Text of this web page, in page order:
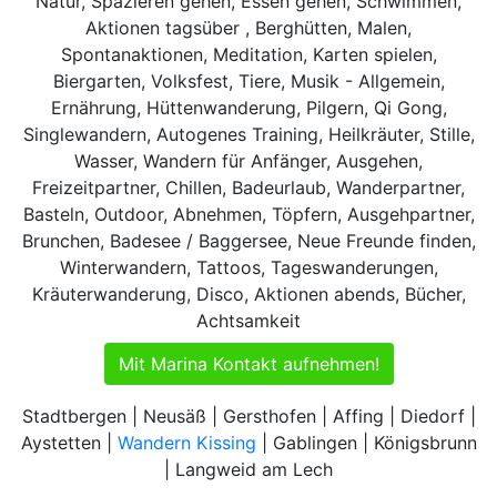
Aktionen tagsüber , Berghütten, Malen,
Spontanaktionen, Meditation, Karten spielen,
Biergarten, Volksfest, Tiere, Musik - Allgemein,
Ernährung, Hüttenwanderung, Pilgern, Qi Gong,
Singlewandern, Autogenes Training, Heilkräuter, Stille,
Wasser, Wandern für Anfänger, Ausgehen,
Freizeitpartner, Chillen, Badeurlaub, Wanderpartner,
Basteln, Outdoor, Abnehmen, Töpfern, Ausgehpartner,
Brunchen, Badesee / Baggersee, Neue Freunde finden,
Winterwandern, Tattoos, Tageswanderungen,
Kräuterwanderung, Disco, Aktionen abends, Bücher,
Achtsamkeit
Mit Marina Kontakt aufnehmen!
Stadtbergen | Neusäß | Gersthofen | Affing | Diedorf |
Aystetten | Wandern Kissing | Gablingen | Königsbrunn
| Langweid am Lech